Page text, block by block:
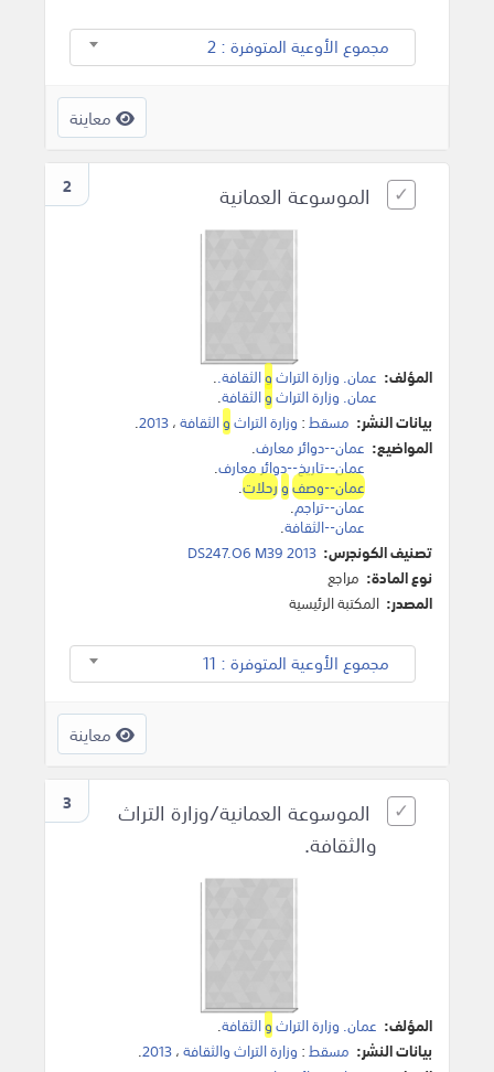
مجموع الأوعية المتوفرة : 2
معاينة
2 الموسوعة العمانية
المؤلف: ‫عمان. وزارة التراثوالثقافة.‬.
عمان. وزارة التراثوالثقافة.
بيانات النشر: مسقط: وزارة التراثوالثقافة،2013
.
المواضيع: عمان--دوائر معارف.
عمان--تاريخ--دوائر معارف.
عمان--وصفورحلات.
عمان--تراجم.
عمان--الثقافة.
تصنيف الكونجرس: DS247.O6 M39 2013
نوع المادة: مراجع
المصدر: المكتبة الرئيسية
مجموع الأوعية المتوفرة : 11
معاينة
3
الموسوعة العمانية/وزارة التراث
والثقافة.
المؤلف: عمان. وزارة التراثوالثقافة.
بيانات النشر: مسقط: وزارة التراث والثقافة،2013
.